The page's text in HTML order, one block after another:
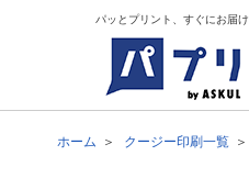
パッとプリント、すぐにお届け
ホーム クージー印刷一覧